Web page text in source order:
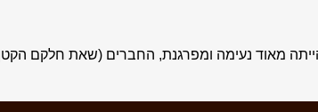
הייתה מאוד נעימה ומפרגנת, החברים (שאת חלקם